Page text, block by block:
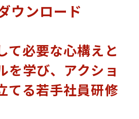
ウンロード
て必要な心構えと
を学び、アクショ
てる若手社員研修